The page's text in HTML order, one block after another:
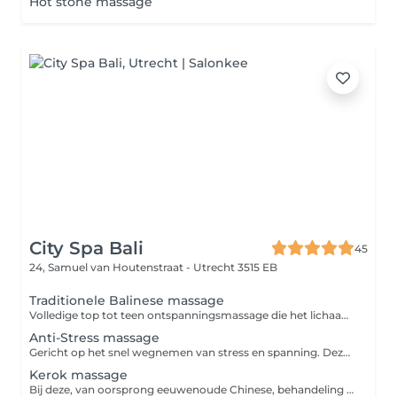
City Spa Bali
45
24, Samuel van Houtenstraat - Utrecht 3515 EB
Traditionele Balinese massage
Volledige top tot teen ontspanningsmassage die het lichaam in diepe staat van ontspanning brengt. De massage maakt de spieren weer soepel en bevordert de bloedsomloop. Dit stimuleert de afvoer van het lymfevocht waardoor ook afvalstoffen het lichaam sneller verlaten.
Anti-Stress massage
Gericht op het snel wegnemen van stress en spanning. Deze ontspanningsmassage concentreert zich op de de plekken waar stress zich vaak manifesteert; rug, schouders, nek en het hoofd. De spieren in dit gebied worden los en soepel gemasseerd zodat je binnen korte tijd effectief kunt onthaasten.
Kerok massage
Bij deze, van oorsprong eeuwenoude Chinese, behandeling wordt gebruik gemaakt van kruidenolie en een jadesteen om de huid te schrapen en zo blokkades in het lichaam op te sporen en te behandelen. De jadesteen is in een speciale vorm geslepen en wordt gebruikt om klachten zoals hoofdpijn en rugklachten te behandelen. De behandeling is pijnloos en de rode plekken op de huid verdwijnen na enkele dagen.